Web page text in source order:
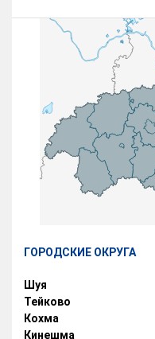
ГОРОДСКИЕ ОКРУГА
Шуя
Тейково
Кохма
Кинешма